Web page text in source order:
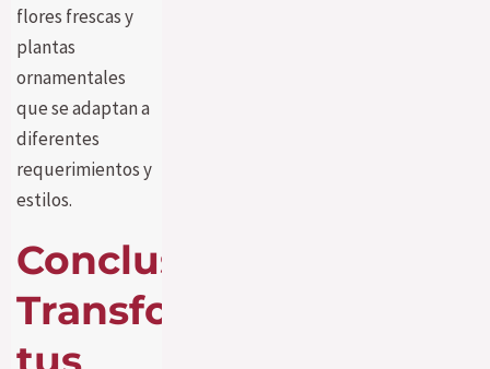
flores frescas y
plantas
ornamentales
que se adaptan a
diferentes
requerimientos y
estilos.
Conclusión:
Transforma